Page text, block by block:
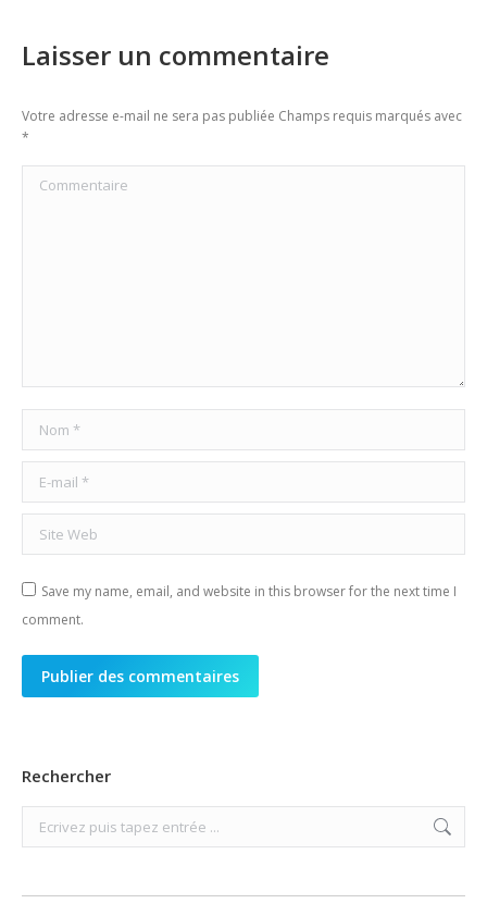
Laisser un commentaire
Votre adresse e-mail ne sera pas publiée Champs requis marqués avec
*
Commentaire
Nom *
E-mail *
Site Web
Save my name, email, and website in this browser for the next time I
comment.
Publier des commentaires
Rechercher
Search: